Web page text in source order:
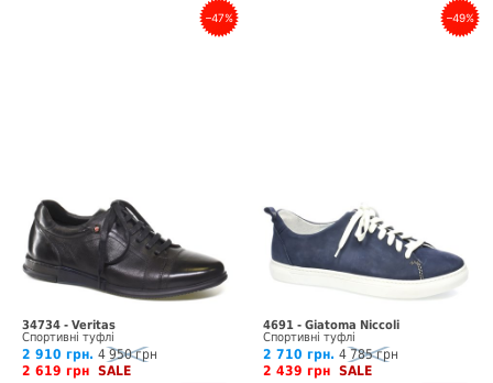
–47%
34734 - Veritas
Спортивні туфлі
2 910 грн. 4 950 грн
2 619 грн SALE
–49%
4691 - Giatoma Niccoli
Спортивні туфлі
2 710 грн. 4 785 грн
2 439 грн SALE